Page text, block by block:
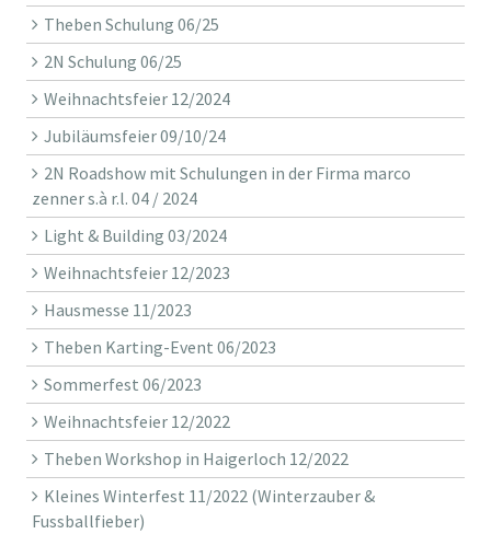
Theben Schulung 06/25
2N Schulung 06/25
Weihnachtsfeier 12/2024
Jubiläumsfeier 09/10/24
2N Roadshow mit Schulungen in der Firma marco
zenner s.à r.l. 04 / 2024
Light & Building 03/2024
Weihnachtsfeier 12/2023
Hausmesse 11/2023
Theben Karting-Event 06/2023
Sommerfest 06/2023
Weihnachtsfeier 12/2022
Theben Workshop in Haigerloch 12/2022
Kleines Winterfest 11/2022 (Winterzauber &
Fussballfieber)